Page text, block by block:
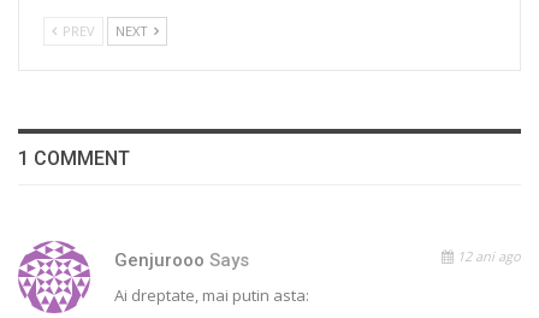
PREV NEXT
1 COMMENT
Genjurooo Says 12 ani ago
Ai dreptate, mai putin asta: